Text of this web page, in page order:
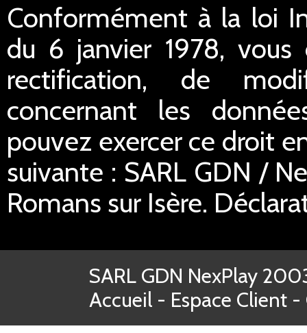
Conformément à la loi
du 6 janvier 1978,
rectification, de
concernant les
pouvez exercer ce droit
suivante : SARL GDN /
Romans sur Isère.
SARL GDN NexPlay
Accueil - Espace Client -